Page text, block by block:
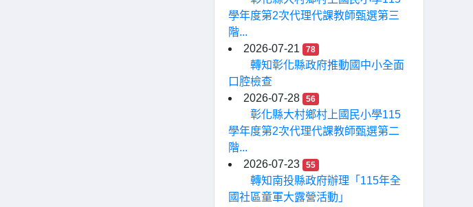
學年度第2次代理代課教師甄選第三
階...
2026-07-21
78
轉知彰化縣政府推動國中小全面
口腔檢查
2026-07-28
56
彰化縣大村鄉村上國民小學115
學年度第2次代理代課教師甄選第二
階...
2026-07-23
55
轉知南投縣政府辦理「115年全
國社區童軍大露營活動」